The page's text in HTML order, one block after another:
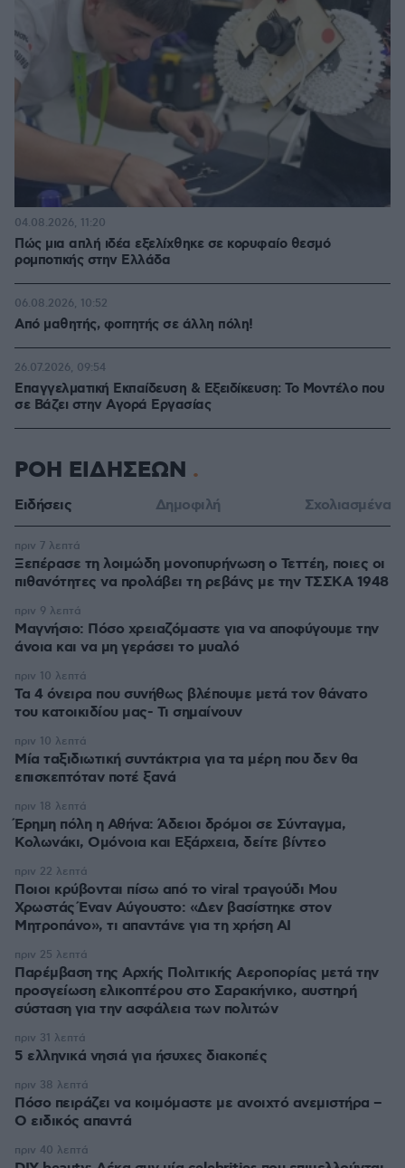
Πώς μια απλή ιδέα εξελίχθηκε σε κορυφαίο θεσμό
ρομποτικής στην Ελλάδα
04.08.2026, 11:20
Από μαθητής, φοιτητής σε άλλη πόλη!
06.08.2026, 10:52
Επαγγελματική Εκπαίδευση & Εξειδίκευση: Το Mοντέλο που
σε Bάζει στην Aγορά Eργασίας
26.07.2026, 09:54
ΡΟΗ ΕΙΔΗΣΕΩΝ
Ειδήσεις Δημοφιλή Σχολιασμένα
Ξεπέρασε τη λοιμώδη μονοπυρήνωση ο Τεττέη, ποιες οι
πιθανότητες να προλάβει τη ρεβάνς με την ΤΣΣΚΑ 1948
πριν 7 λεπτά
Μαγνήσιο: Πόσο χρειαζόμαστε για να αποφύγουμε την
άνοια και να μη γεράσει το μυαλό
πριν 9 λεπτά
Τα 4 όνειρα που συνήθως βλέπουμε μετά τον θάνατο
του κατοικιδίου μας- Τι σημαίνουν
πριν 10 λεπτά
Μία ταξιδιωτική συντάκτρια για τα μέρη που δεν θα
επισκεπτόταν ποτέ ξανά
πριν 10 λεπτά
Έρημη πόλη η Αθήνα: Άδειοι δρόμοι σε Σύνταγμα,
Κολωνάκι, Ομόνοια και Εξάρχεια, δείτε βίντεο
πριν 18 λεπτά
Ποιοι κρύβονται πίσω από το viral τραγούδι Μου
Χρωστάς Έναν Αύγουστο: «Δεν βασίστηκε στον
Μητροπάνο», τι απαντάνε για τη χρήση AI
πριν 22 λεπτά
Παρέμβαση της Αρχής Πολιτικής Αεροπορίας μετά την
προσγείωση ελικοπτέρου στο Σαρακήνικο, αυστηρή
σύσταση για την ασφάλεια των πολιτών
πριν 25 λεπτά
5 ελληνικά νησιά για ήσυχες διακοπές
πριν 31 λεπτά
Πόσο πειράζει να κοιμόμαστε με ανοιχτό ανεμιστήρα –
Ο ειδικός απαντά
πριν 38 λεπτά
πριν 40 λεπτά